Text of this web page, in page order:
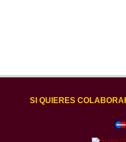
SI QUIERES